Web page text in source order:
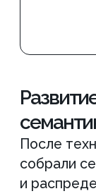
приоритетные
Чтов